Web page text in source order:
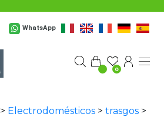
WhatsApp
0
> Electrodomésticos > trasgos >